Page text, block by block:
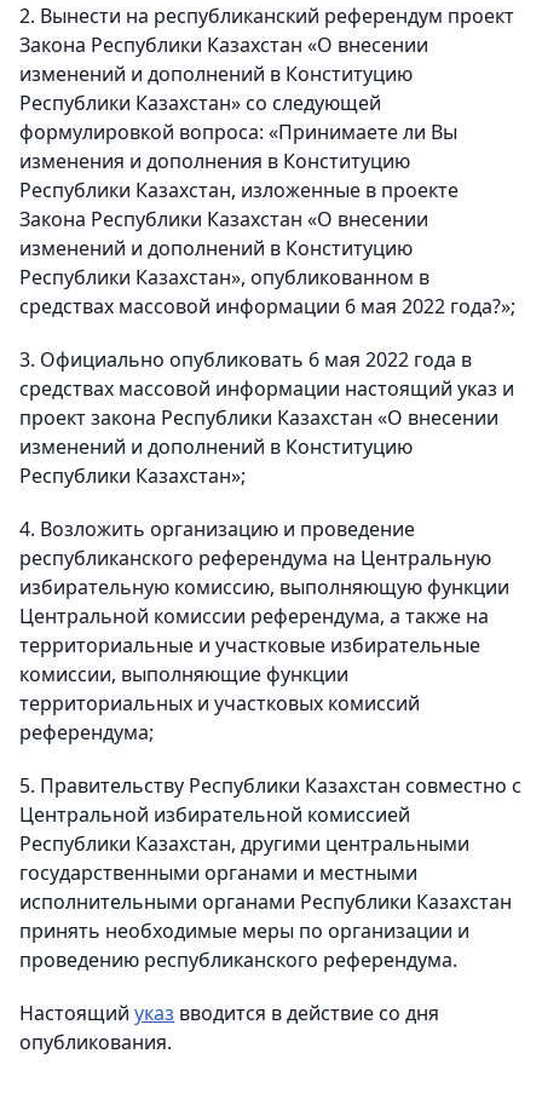
2. Вынести на республиканский референдум проект
Закона Республики Казахстан «О внесении
изменений и дополнений в Конституцию
Республики Казахстан» со следующей
формулировкой вопроса: «Принимаете ли Вы
изменения и дополнения в Конституцию
Республики Казахстан, изложенные в проекте
Закона Республики Казахстан «О внесении
изменений и дополнений в Конституцию
Республики Казахстан», опубликованном в
средствах массовой информации 6 мая 2022 года?»;
3. Официально опубликовать 6 мая 2022 года в
средствах массовой информации настоящий указ и
проект закона Республики Казахстан «О внесении
изменений и дополнений в Конституцию
Республики Казахстан»;
4. Возложить организацию и проведение
республиканского референдума на Центральную
избирательную комиссию, выполняющую функции
Центральной комиссии референдума, а также на
территориальные и участковые избирательные
комиссии, выполняющие функции
территориальных и участковых комиссий
референдума;
5. Правительству Республики Казахстан совместно с
Центральной избирательной комиссией
Республики Казахстан, другими центральными
государственными органами и местными
исполнительными органами Республики Казахстан
принять необходимые меры по организации и
проведению республиканского референдума.
Настоящий указ вводится в действие со дня
опубликования.